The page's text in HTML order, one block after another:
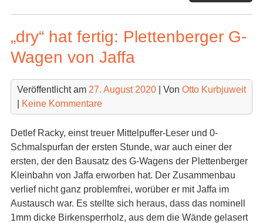
0m
„dry“ hat fertig: Plettenberger G-
Wagen von Jaffa
Veröffentlicht am 27. August 2020| Von Otto Kurbjuweit
Keine Kommentare
Detlef Racky, einst treuer Mittelpuffer-Leser und 0-
Schmalspurfan der ersten Stunde, war auch einer der
ersten, der den Bausatz des G-Wagens der Plettenberger
Kleinbahn von Jaffa erworben hat. Der Zusammenbau
verlief nicht ganz problemfrei, worüber er mit Jaffa im
Austausch war. Es stellte sich heraus, dass das nominell
1mm dicke Birkensperrholz, aus dem die Wände gelasert